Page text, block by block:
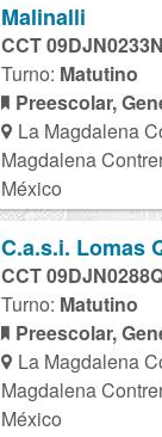
Malinalli
CCT 09DJN0233N
Turno: Matutino
Preescolar,
La Magdalena
Magdalena
México
C.a.s.i. Lomas
CCT
Turno: Matutino
Preescolar,
La Magdalena
Magdalena
México